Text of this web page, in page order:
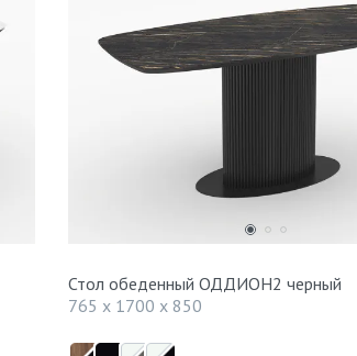
Стол обеденный ОДДИОН2 черный
765 x 1700 x 850